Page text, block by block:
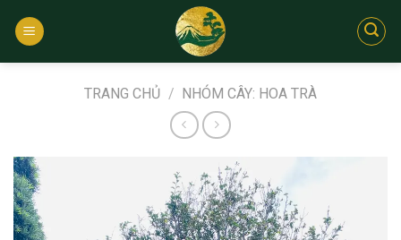
qua
TRANG CHỦ / NHÓM CÂY: HOA TRÀ